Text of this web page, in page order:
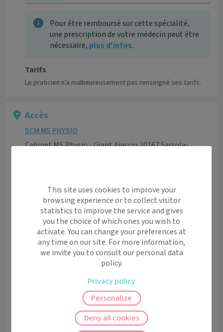
Pour être remboursé sur cette spécialité,
une prescription de votre médecin peut être
nécessaire, plus d'infos.
Tarifs
Le praticien n’a malheureusement pas renseigné ses tarifs.
Accès
SCM MS PHYSIO
Cabinet MS Physio - Giant Ajaccio 20167 Sarrola-
Accès pour personnes à mobilité réduite: oui
Ascenseur: oui
Etage: 2ème étage
Voir l’itinéraire avec Maps
+
This site uses cookies to improve your
browsing experience or to collect visitor
statistics to improve the service and gives
you the choice of which ones you wish to
activate. You can change your preferences at
any time on our site. For more information,
we invite you to consult our personal data
policy.
Deny all cookies
Personalize
Privacy policy